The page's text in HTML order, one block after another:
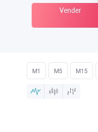
Vender
M1 M5 M15